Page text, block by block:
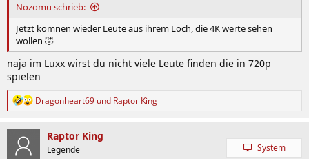
Nozomu schrieb:
Jetzt komnen wieder Leute aus ihrem Loch, die 4K werte sehen
wollen 🤣
naja im Luxx wirst du nicht viele Leute finden die in 720p
spielen
R
k
Dragonheart69 und Raptor King
Raptor King
Legende System